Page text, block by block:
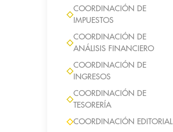
COORDINACIÓN DE
IMPUESTOS
COORDINACIÓN DE
ANÁLISIS FINANCIERO
COORDINACIÓN DE
INGRESOS
COORDINACIÓN DE
TESORERÍA
COORDINACIÓN EDITORIAL